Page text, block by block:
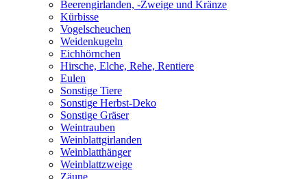
Beerengirlanden, -Zweige und Kränze
Kürbisse
Vogelscheuchen
Weidenkugeln
Eichhörnchen
Hirsche, Elche, Rehe, Rentiere
Eulen
Sonstige Tiere
Sonstige Herbst-Deko
Sonstige Gräser
Weintrauben
Weinblattgirlanden
Weinblatthänger
Weinblattzweige
Zäune